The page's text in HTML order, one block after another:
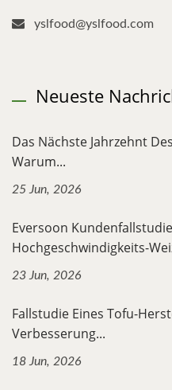
yslfood@yslfood.com
Neueste
Das Nächste Jahrzehnt
Warum...
25 Jun, 2026
Eversoon
Hochgeschwindigkeits-
23 Jun, 2026
Fallstudie Eines Tofu-
Verbesserung...
18 Jun, 2026